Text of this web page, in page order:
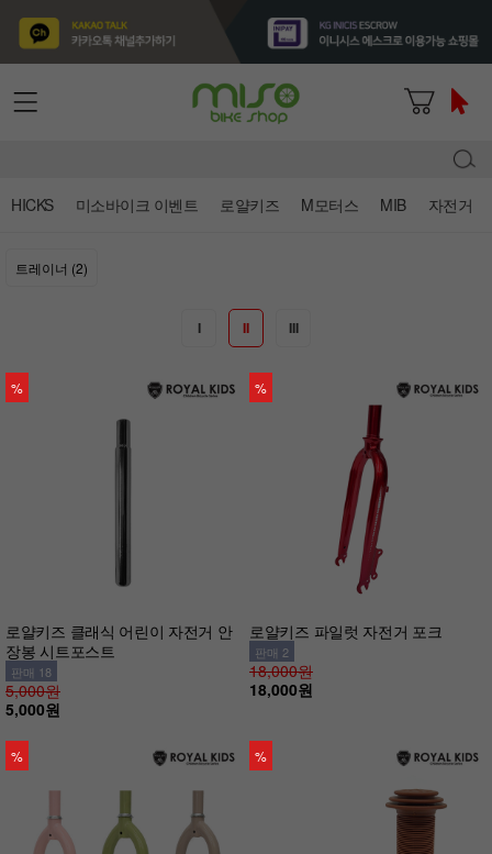
HICKS 미소바이크 이벤트 로얄키즈 M모터스 MIB 자전거
트레이너 (2)
I II III
%
로얄키즈 클래식 어린이 자전거 안
장봉 시트포스트
판매 18
5,000원
5,000원
%
로얄키즈 파일럿 자전거 포크
판매 2
18,000원
18,000원
% %